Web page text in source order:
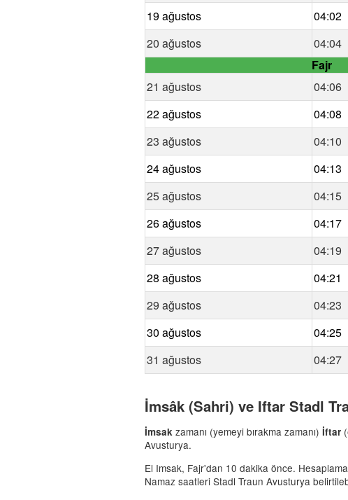
19 ağustos
04:02
20 ağustos
04:04
Fajr
21 ağustos
04:06
22 ağustos
04:08
23 ağustos
04:10
24 ağustos
04:13
25 ağustos
04:15
26 ağustos
04:17
27 ağustos
04:19
28 ağustos
04:21
29 ağustos
04:23
30 ağustos
04:25
31 ağustos
04:27
İmsâk (Sahri) ve Iftar Stadl
İmsak zamanı (yemeyi bırakma zamanı) İftar
Avusturya.
El Imsak, Fajr'dan 10 dakika önce.
Namaz saatleri Stadl Traun Avusturya